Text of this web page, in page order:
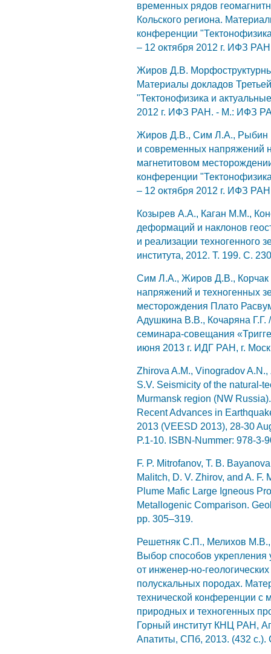
временных рядов
Кольского региона.
конференции
– 12 октября 2012 г. ИФЗ
Жиров Д.В.
Материалы докладов
"Тектонофизика и
2012 г. ИФЗ РАН. - М.: ИФЗ
Жиров Д.В., Сим Л.А., Рыбин
и современных напряжений
магнетитовом
конференции
– 12 октября 2012 г. ИФЗ
Козырев А.А., Каган М.М.,
деформаций и наклонов
и реализации техногенного
института, 2012. Т. 199. С.
Сим Л.А., Жиров Д.В., Корчак
напряжений и техногенных
месторождения Плато
Адушкина В.В., Кочаряна Г.Г.
семинара-совещания
июня 2013 г. ИДГ РАН, г.
Zhirova A.M., Vinogradov
S.V. Seismicity of the natural-
Murmansk region (NW
Recent Advances in
2013 (VEESD 2013), 28-30
P.1-10. ISBN-Nummer: 978-3-
F. P. Mitrofanov, T. B.
Malitch, D. V. Zhirov, and A. F.
Plume Mafic Large Igneous
Metallogenic Comparison.
pp. 305–319.
Решетняк С.П., Мелихов
Выбор способов укрепления
от инженер-но-
полускальных породах.
технической конференции с
природных и техногенных
Горный институт КНЦ РАН,
Апатиты, СПб, 2013. (432 с.).